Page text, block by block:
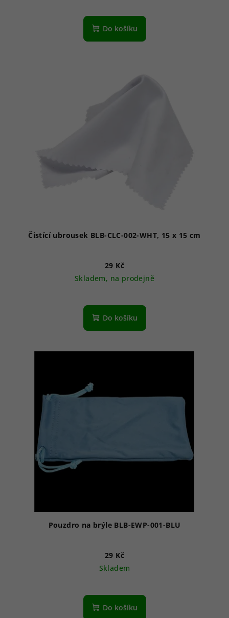
Do košíku
Čistící ubrousek BLB-CLC-002-WHT, 15 x 15 cm
29 Kč
Skladem, na prodejně
Do košíku
Pouzdro na brýle BLB-EWP-001-BLU
29 Kč
Skladem
Do košíku